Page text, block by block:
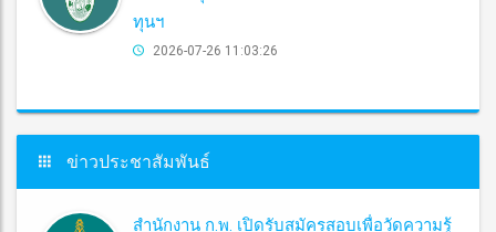
ทุนฯ
2026-07-26 11:03:26
ข่าวประชาสัมพันธ์
สำนักงาน ก.พ. เปิดรับสมัครสอบเพื่อวัดความรู้